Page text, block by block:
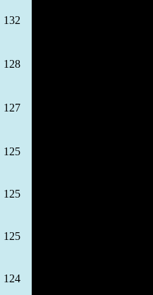
132
128
127
125
125
125
124